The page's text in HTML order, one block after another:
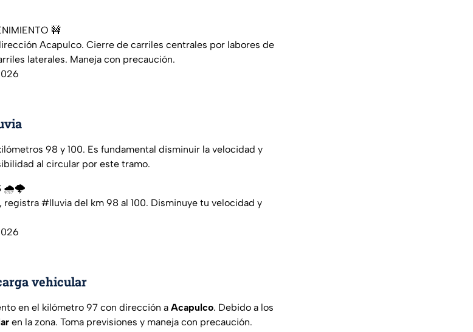
🚧
Acapulco. Cierre de carriles centrales por labores de
laterales. Maneja con precaución.
98 y 100. Es fundamental disminuir la velocidad y
al circular por este tramo.
🌧️🌩️​
registra #lluvia del km 98 al 100. Disminuye tu velocidad y
vehicular
en el kilómetro 97 con dirección a Acapulco. Debido a los
en la zona. Toma previsiones y maneja con precaución.